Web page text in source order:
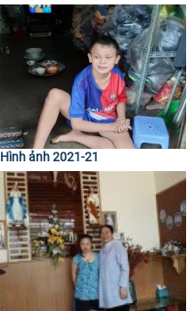
Hình ảnh 2021-21